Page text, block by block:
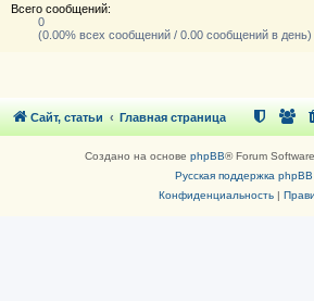
Всего сообщений:
0
(0.00% всех сообщений / 0.00 сообщений в день)
Сайт, статьи Главная страница
Создано на основе phpBB® Forum
Русская поддержка phpBB
Конфиденциальность|